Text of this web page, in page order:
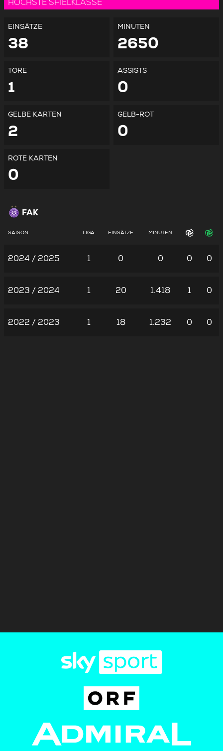
HÖCHSTE SPIELKLASSE
EINSÄTZE
38
MINUTEN
2650
TORE
1
ASSISTS
0
GELBE KARTEN
2
GELB-ROT
0
ROTE KARTEN
0
FAK
SAISON LIGA EINSÄTZE MINUTEN
2024 / 2025 1 0 0 0 0
2023 / 2024 1 20 1.418 1 0
2022 / 2023 1 18 1.232 0 0